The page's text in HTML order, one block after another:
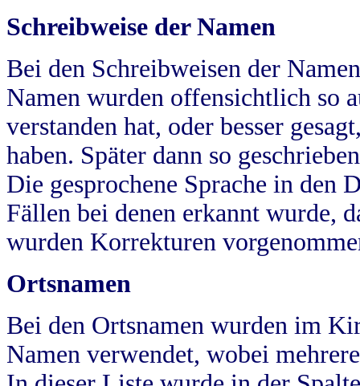
Schreibweise der Namen
Bei den Schreibweisen der
Namen wurden offensichtlich so
verstanden hat, oder besser
haben. Später dann so
Die gesprochene Sprache in
Fällen bei denen erkannt wurde,
wurden Korrekturen
Ortsnamen
Bei den Ortsnamen wurden im
Namen verwendet, wobei